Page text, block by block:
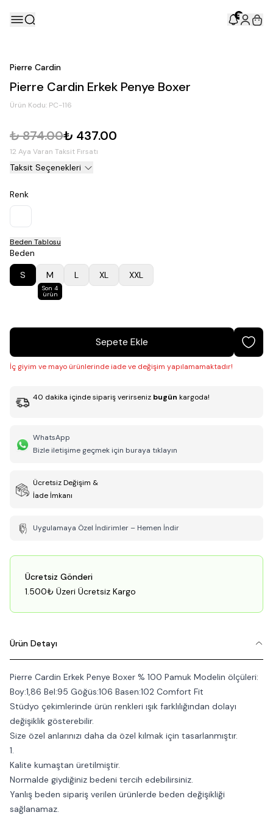
5
Pierre Cardin
Pierre Cardin Erkek Penye Boxer
Ürün Kodu: PC-116
₺ 874.00₺ 437.00
12 Aya Varan Taksit Fırsatı
Taksit Seçenekleri
Renk
Beden Tablosu
Beden
S
M
Son 4
ürün
L XL XXL
Sepete Ekle
İç giyim ve mayo ürünlerinde iade ve değişim yapılamamaktadır!
40 dakika içinde sipariş verirseniz bugün kargoda!
WhatsApp
Bizle iletişime geçmek için buraya tıklayın
Ücretsiz Değişim &
İade İmkanı
Uygulamaya Özel İndirimler – Hemen İndir
Ücretsiz Gönderi
1.500₺ Üzeri Ücretsiz Kargo
Ürün Detayı
Pierre Cardin Erkek Penye Boxer % 100 Pamuk Modelin ölçüleri:
Boy:1,86 Bel:95 Göğüs:106 Basen:102 Comfort Fit
Stüdyo çekimlerinde ürün renkleri ışık farklılığından dolayı
değişiklik gösterebilir.
Size özel anlarınızı daha da özel kılmak için tasarlanmıştır.
1.
Kalite kumaştan üretilmiştir.
Normalde giydiğiniz bedeni tercih edebilirsiniz.
Yanlış beden sipariş verilen ürünlerde beden değişikliği
sağlanamaz.